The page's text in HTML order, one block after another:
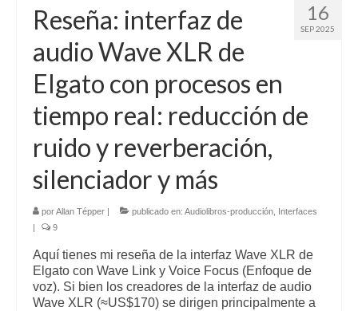
16
SEP 2025
Reseña: interfaz de
audio Wave XLR de
Elgato con procesos en
tiempo real: reducción de
ruido y reverberación,
silenciador y más
porAllan Tépper publicado en: Audiolibros-producción
Interfaces
9
Aquí tienes mi reseña de la interfaz Wave XLR de
Elgato con Wave Link y Voice Focus (Enfoque de
voz). Si bien los creadores de la interfaz de audio
Wave XLR (≈US$170) se dirigen principalmente a